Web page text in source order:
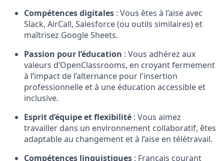
Compétences digitales : Vous êtes à l’aise avec
Slack, AirCall, Salesforce (ou outils similaires) et
maîtrisez Google Sheets.
Passion pour l’éducation : Vous adhérez aux
valeurs d’OpenClassrooms, en croyant fermement
à l’impact de l’alternance pour l'insertion
professionnelle et à une éducation accessible et
inclusive.
Esprit d’équipe et flexibilité : Vous aimez
travailler dans un environnement collaboratif, êtes
adaptable au changement et à l’aise en télétravail.
Compétences linguistiques : Français courant